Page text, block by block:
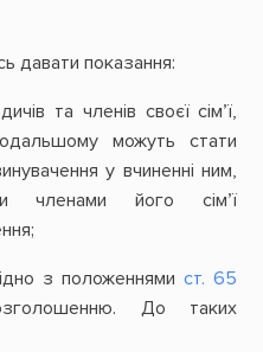
давати показання:
та членів своєї сім’ї,
можуть стати
у вчиненні ним,
членами його сім’ї
з положеннямист. 65
До таких